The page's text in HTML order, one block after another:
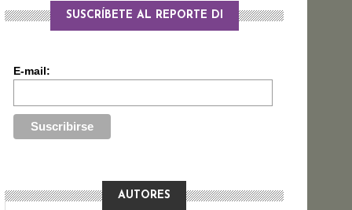
SUSCRÍBETE AL REPORTE DI
E-mail:
AUTORES